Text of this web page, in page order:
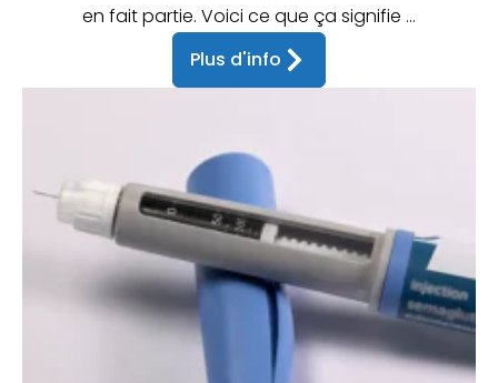
en fait partie. Voici ce que ça signifie ...
Plus d'info